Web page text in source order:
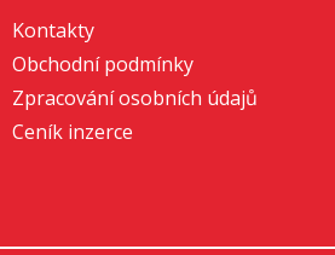
Kontakty
Obchodní podmínky
Zpracování osobních údajů
Ceník inzerce